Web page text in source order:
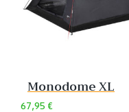
Monodome XL
67,95€